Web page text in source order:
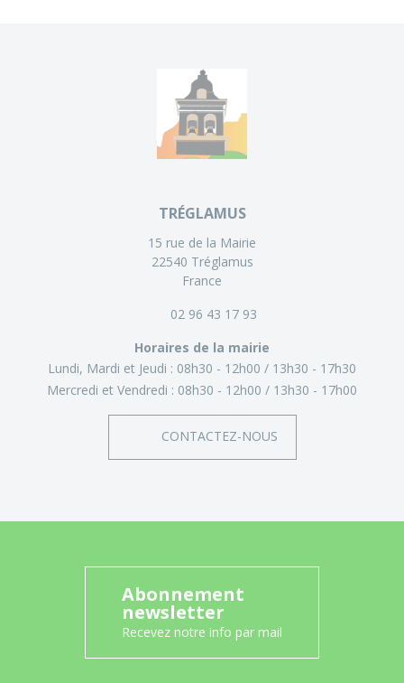
TRÉGLAMUS
15 rue de la Mairie
22540 Tréglamus
France
02 96 43 17 93
Horaires de la mairie
Lundi, Mardi et Jeudi : 08h30 - 12h00
13h30 - 17h30
Mercredi et Vendredi : 08h30 - 12h00 13h30 - 17h00
CONTACTEZ-NOUS
Abonnement
newsletter
Recevez notre info par mail